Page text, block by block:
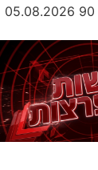
05.08.2026